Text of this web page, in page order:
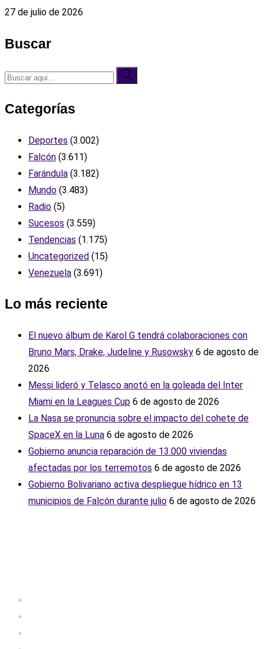
27 de julio de 2026
Buscar
Categorías
Deportes (3.002)
Falcón (3.611)
Farándula (3.182)
Mundo (3.483)
Radio (5)
Sucesos (3.559)
Tendencias (1.175)
Uncategorized (15)
Venezuela (3.691)
Lo más reciente
El nuevo álbum de Karol G tendrá colaboraciones con
Bruno Mars, Drake, Judeline y Rusowsky 6 de agosto de
2026
Messi lideró y Telasco anotó en la goleada del Inter
Miami en la Leagues Cup 6 de agosto de 2026
La Nasa se pronuncia sobre el impacto del cohete de
SpaceX en la Luna 6 de agosto de 2026
Gobierno anuncia reparación de 13.000 viviendas
afectadas por los terremotos 6 de agosto de 2026
Gobierno Bolivariano activa despliegue hídrico en 13
municipios de Falcón durante julio 6 de agosto de 2026